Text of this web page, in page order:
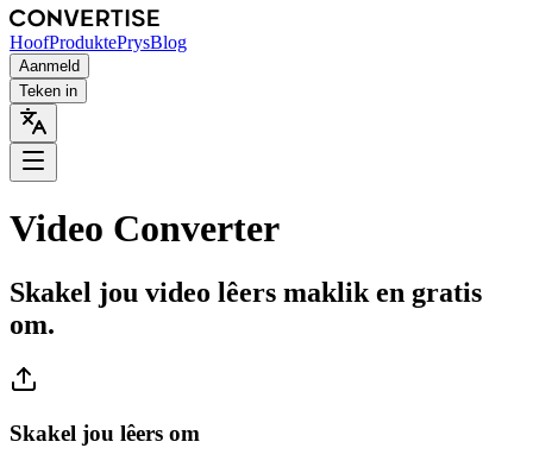
HoofProduktePrysBlog
Aanmeld
Teken in
Video Converter
Skakel jou video lêers maklik en gratis
om.
Skakel jou lêers om